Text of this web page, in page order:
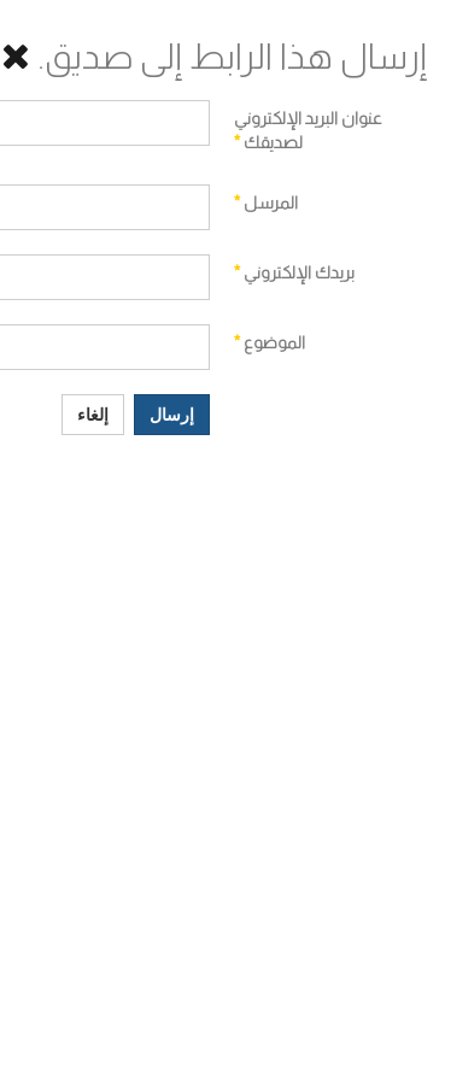
إرسال هذا الرابط إلى صديق.
عنوان البريد الإلكتروني
لصديقك*
المرسل*
بريدك الإلكتروني*
الموضوع*
إرسال إلغاء